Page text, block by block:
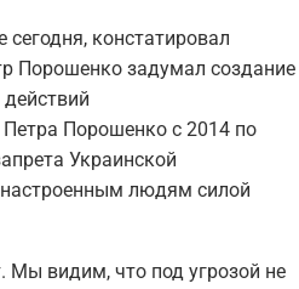
констатировал
Порошенко задумал создание
Порошенко с 2014 по
Украинской
людям силой
Мы видим, что под угрозой не